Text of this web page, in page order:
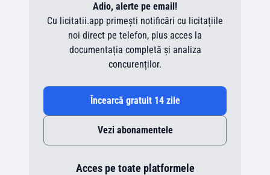
Adio, alerte pe email!
Cu licitatii.app primești notificări cu licitațiile
noi direct pe telefon, plus acces la
documentația completă și analiza
concurenților.
Încearcă gratuit 14 zile
Vezi abonamentele
Acces pe toate platformele